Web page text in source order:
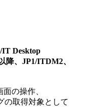
IT Desktop
降、JP1/ITDM2、
の操作、
の取得対象として